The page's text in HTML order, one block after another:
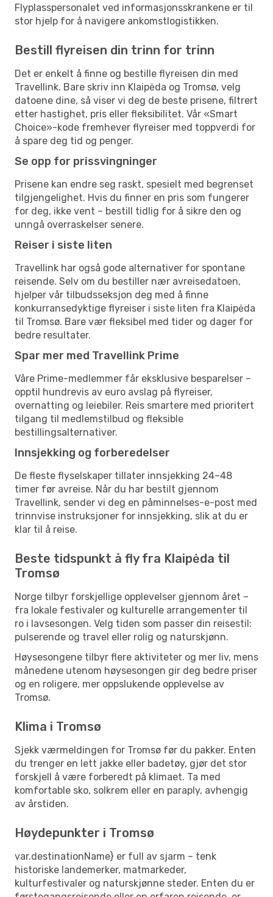
Flyplasspersonalet ved informasjonsskrankene er til
stor hjelp for å navigere ankomstlogistikken.
Bestill flyreisen din trinn for trinn
Det er enkelt å finne og bestille flyreisen din med
Travellink. Bare skriv inn Klaipėda og Tromsø, velg
datoene dine, så viser vi deg de beste prisene, filtrert
etter hastighet, pris eller fleksibilitet. Vår «Smart
Choice»-kode fremhever flyreiser med toppverdi for
å spare deg tid og penger.
Se opp for prissvingninger
Prisene kan endre seg raskt, spesielt med begrenset
tilgjengelighet. Hvis du finner en pris som fungerer
for deg, ikke vent – bestill tidlig for å sikre den og
unngå overraskelser senere.
Reiser i siste liten
Travellink har også gode alternativer for spontane
reisende. Selv om du bestiller nær avreisedatoen,
hjelper vår tilbudsseksjon deg med å finne
konkurransedyktige flyreiser i siste liten fra Klaipėda
til Tromsø. Bare vær fleksibel med tider og dager for
bedre resultater.
Spar mer med Travellink Prime
Våre Prime-medlemmer får eksklusive besparelser –
opptil hundrevis av euro avslag på flyreiser,
overnatting og leiebiler. Reis smartere med prioritert
tilgang til medlemstilbud og fleksible
bestillingsalternativer.
Innsjekking og forberedelser
De fleste flyselskaper tillater innsjekking 24–48
timer før avreise. Når du har bestilt gjennom
Travellink, sender vi deg en påminnelses-e-post med
trinnvise instruksjoner for innsjekking, slik at du er
klar til å reise.
Beste tidspunkt å fly fra Klaipėda til
Tromsø
Norge tilbyr forskjellige opplevelser gjennom året –
fra lokale festivaler og kulturelle arrangementer til
ro i lavsesongen. Velg tiden som passer din reisestil:
pulserende og travel eller rolig og naturskjønn.
Høysesongene tilbyr flere aktiviteter og mer liv, mens
månedene utenom høysesongen gir deg bedre priser
og en roligere, mer oppslukende opplevelse av
Tromsø.
Klima i Tromsø
Sjekk værmeldingen for Tromsø før du pakker. Enten
du trenger en lett jakke eller badetøy, gjør det stor
forskjell å være forberedt på klimaet. Ta med
komfortable sko, solkrem eller en paraply, avhengig
av årstiden.
Høydepunkter i Tromsø
var.destinationName} er full av sjarm – tenk
historiske landemerker, matmarkeder,
kulturfestivaler og naturskjønne steder. Enten du er